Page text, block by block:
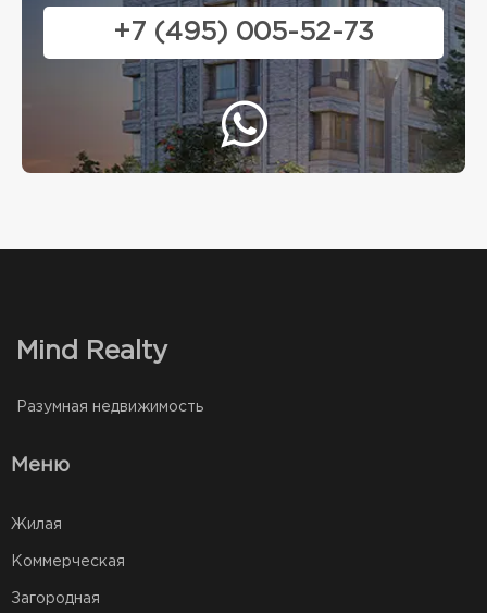
+7 (495) 005-52-73
Mind Realty
Разумная недвижимость
Меню
Жилая
Коммерческая
Загородная